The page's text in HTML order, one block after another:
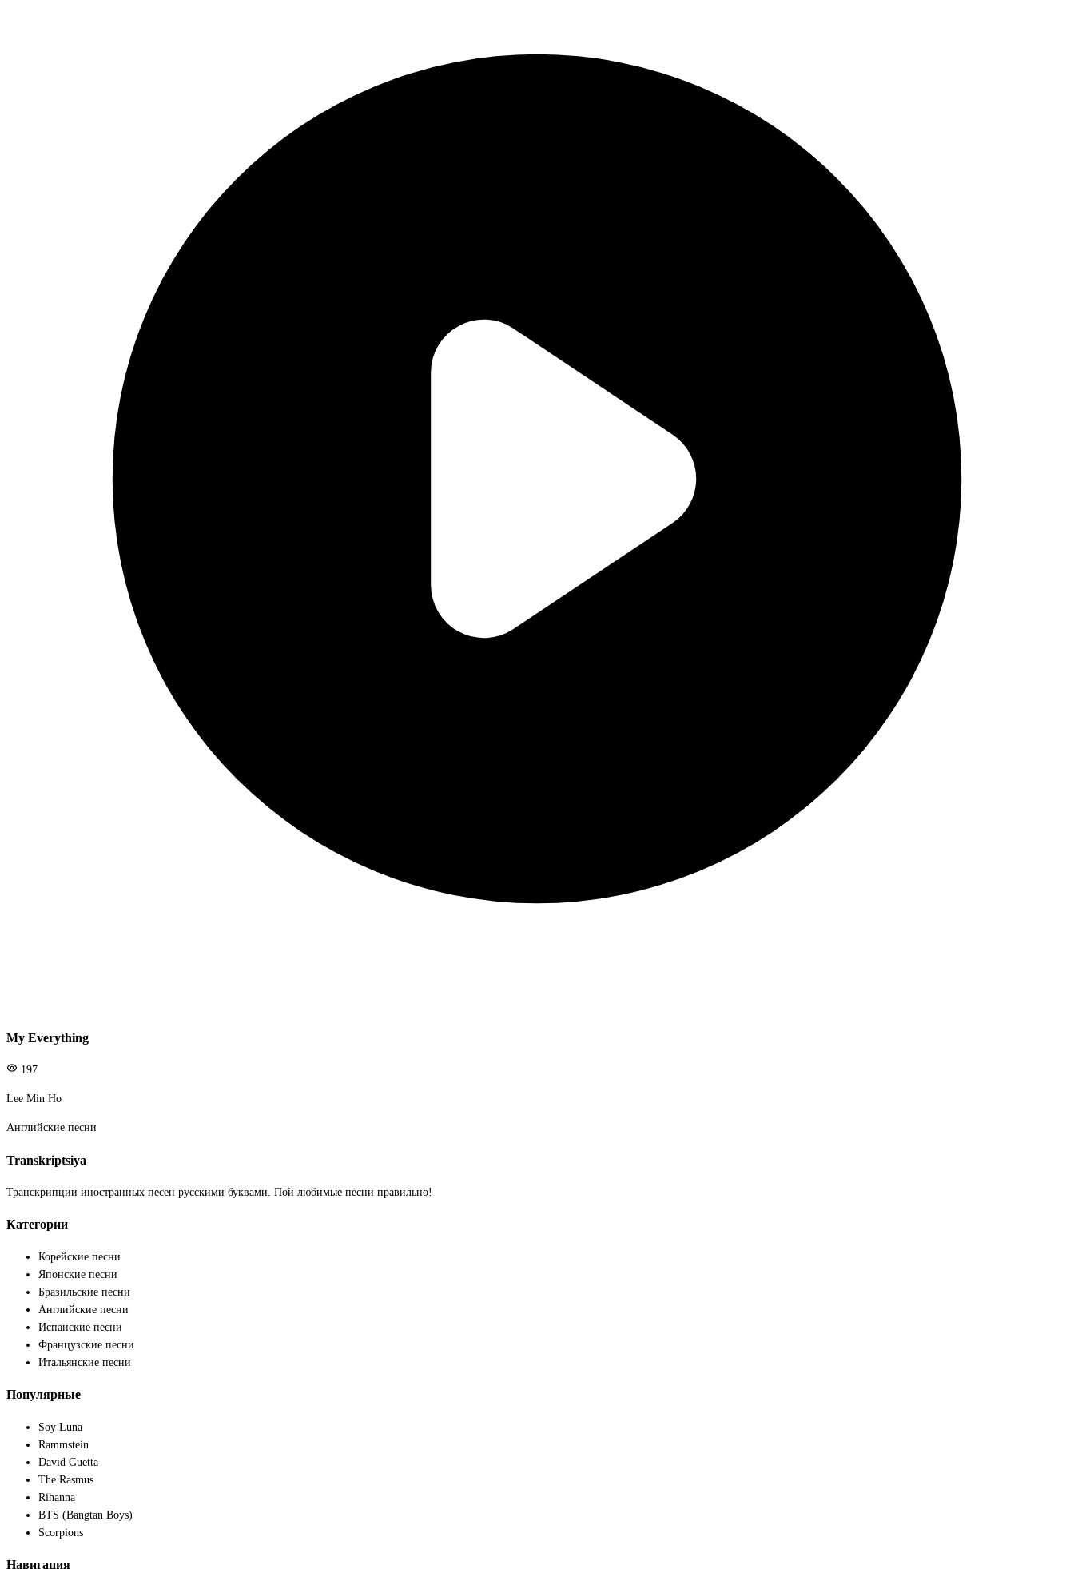
My Everything
197
Lee Min Ho
Английские песни
Transkriptsiya
Транскрипции иностранных песен русскими буквами. Пой любимые песни правильно!
Категории
Корейские песни
Японские песни
Бразильские песни
Английские песни
Испанские песни
Французские песни
Итальянские песни
Популярные
Soy Luna
Rammstein
David Guetta
The Rasmus
Rihanna
BTS (Bangtan Boys)
Scorpions
Навигация